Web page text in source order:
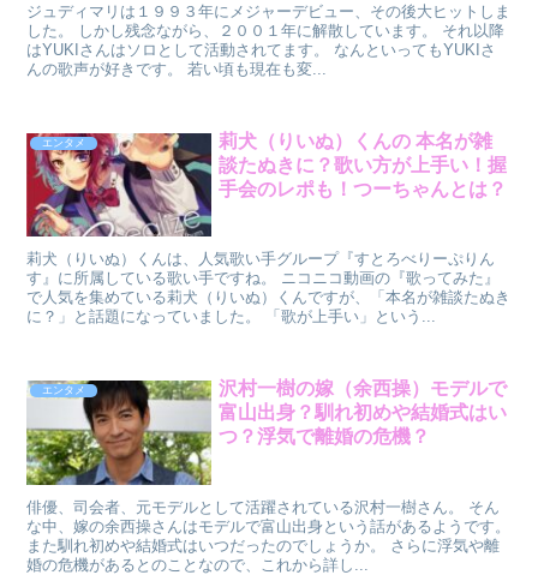
ジュディマリは１９９３年にメジャーデビュー、その後大ヒットしま
した。 しかし残念ながら、２００１年に解散しています。 それ以降
はYUKIさんはソロとして活動されてます。 なんといってもYUKIさ
んの歌声が好きです。 若い頃も現在も変...
エンタメ
莉犬（りいぬ）くんの 本名が雑
談たぬきに？歌い方が上手い！握
手会のレポも！つーちゃんとは？
莉犬（りいぬ）くんは、人気歌い手グループ『すとろべりーぷりん
す』に所属している歌い手ですね。 ニコニコ動画の『歌ってみた』
で人気を集めている莉犬（りいぬ）くんですが、「本名が雑談たぬき
に？」と話題になっていました。 「歌が上手い」という...
エンタメ
沢村一樹の嫁（余西操）モデルで
富山出身？馴れ初めや結婚式はい
つ？浮気で離婚の危機？
俳優、司会者、元モデルとして活躍されている沢村一樹さん。 そん
な中、嫁の余西操さんはモデルで富山出身という話があるようです。
また馴れ初めや結婚式はいつだったのでしょうか。 さらに浮気や離
婚の危機があるとのことなので、これから詳し...